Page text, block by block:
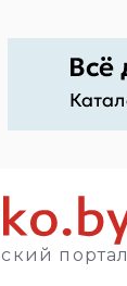
портал